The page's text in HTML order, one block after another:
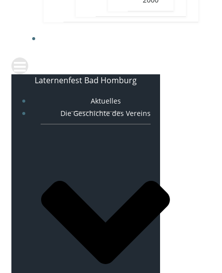
Laternenfest Bad Homburg
Aktuelles
Die Geschichte des Vereins